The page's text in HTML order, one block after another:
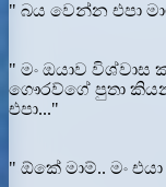
" බය වෙන්න එපා
" මං ඔයාව විශ්වාස
ගෞරව්ගේ පුතා
එපා..."
" ඕකේ මාම්.. මං